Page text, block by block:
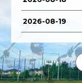
2026-08-19